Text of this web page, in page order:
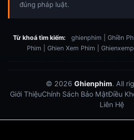
đúng pháp luật.
Từ khoá tìm kiếm:
ghienphim | Ghiền
Phim | Ghien Xem Phim |
© 2026 Ghienphim. All
Giới ThiệuChính Sách Bảo MậtĐiều
Liên Hệ